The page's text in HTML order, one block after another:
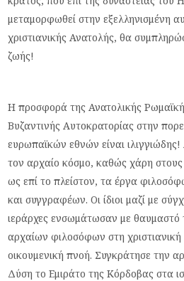
μεταμορφωθεί στην εξελληνισμένη
χριστιανικής Ανατολής, θα
ζωής!
Η προσφορά της Ανατολικής
Βυζαντινής Αυτοκρατορίας στην
ευρωπαϊκών εθνών είναι
τον αρχαίο κόσμο, καθώς χάρη
ως επί το πλείστον, τα έργα
και συγγραφέων. Οι ίδιοι μαζί με
ιεράρχες ενσωμάτωσαν με θαυμαστό
αρχαίων φιλοσόφων στη χριστιανική
οικουμενική πνοή. Συγκράτησε την
Δύση το Εμιράτο της Κόρδοβας στα